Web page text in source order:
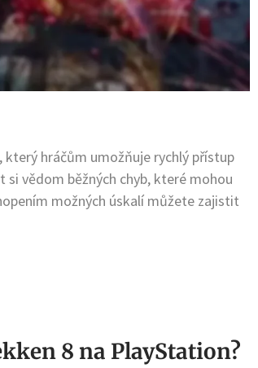
který hráčům umožňuje rychlý přístup
vědom běžných chyb, které mohou
možných úskalí můžete zajistit
8 na PlayStation?